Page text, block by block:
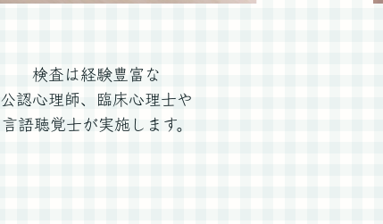
検査は経験豊富な
公認心理師、臨床心理士や
言語聴覚士が実施します。